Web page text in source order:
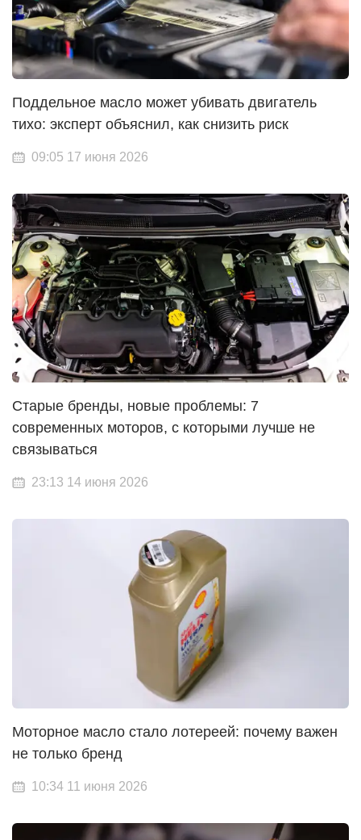
Поддельное масло может убивать двигатель
тихо: эксперт объяснил, как снизить риск
09:05 17 июня 2026
Старые бренды, новые проблемы: 7
современных моторов, с которыми лучше не
связываться
23:13 14 июня 2026
Моторное масло стало лотереей: почему важен
не только бренд
10:34 11 июня 2026